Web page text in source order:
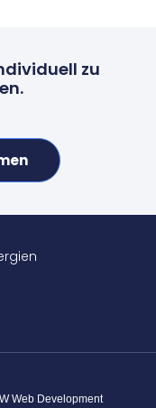
zu
Web Development